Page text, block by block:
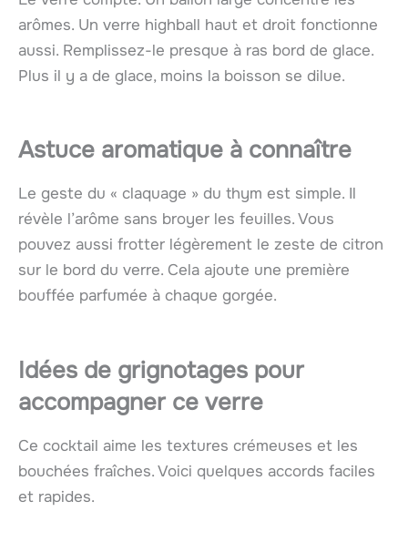
arômes. Un verre highball haut et droit fonctionne
aussi. Remplissez-le presque à ras bord de glace.
Plus il y a de glace, moins la boisson se dilue.
Astuce aromatique à connaître
Le geste du « claquage » du thym est simple. Il
révèle l’arôme sans broyer les feuilles. Vous
pouvez aussi frotter légèrement le zeste de citron
sur le bord du verre. Cela ajoute une première
bouffée parfumée à chaque gorgée.
Idées de grignotages pour
accompagner ce verre
Ce cocktail aime les textures crémeuses et les
bouchées fraîches. Voici quelques accords faciles
et rapides.